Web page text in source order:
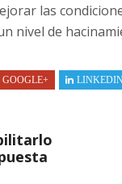
las
nivel de
GOOGLE+